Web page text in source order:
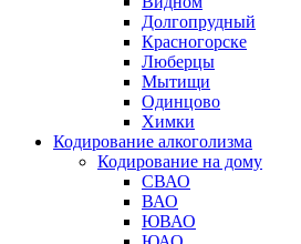
Долгопрудный
Красногорске
Люберцы
Мытищи
Одинцово
Химки
Кодирование алкоголизма
Кодирование на дому
СВАО
ВАО
ЮВАО